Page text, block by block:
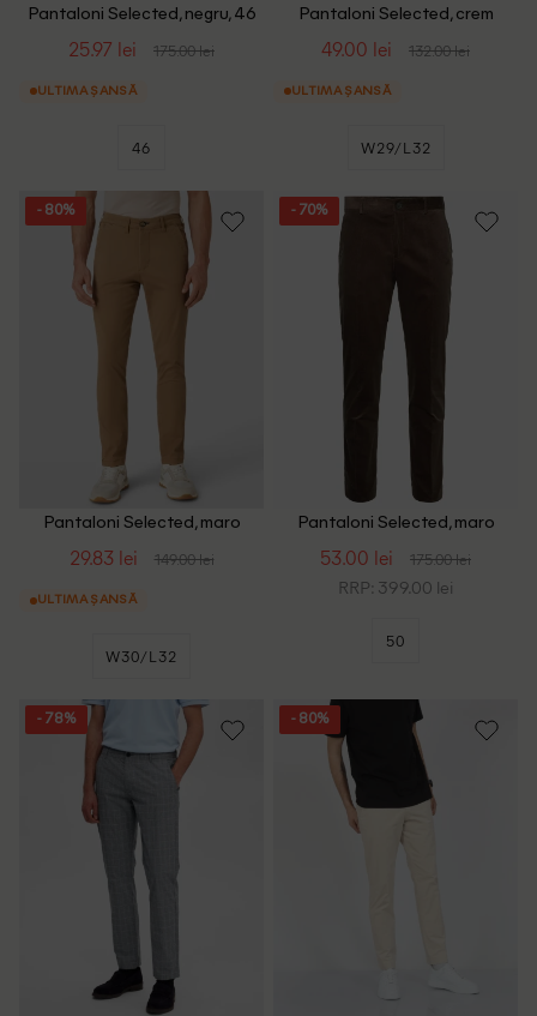
Pantaloni Selected, negru, 46
25.97 lei 175.00 lei
ULTIMA ȘANSĂ
46
Pantaloni Selected, crem
49.00 lei 132.00 lei
ULTIMA ȘANSĂ
W29/L32
- 80%
Pantaloni Selected, maro
29.83 lei 149.00 lei
ULTIMA ȘANSĂ
W30/L32
- 70%
Pantaloni Selected, maro
53.00 lei 175.00 lei
RRP: 399.00 lei
50
- 78% - 80%